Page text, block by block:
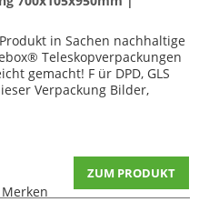
in Sachen nachhaltige
Teleskopverpackungen
gemacht! F ür DPD, GLS
Verpackung Bilder,
ZUM PRODUKT
Merken